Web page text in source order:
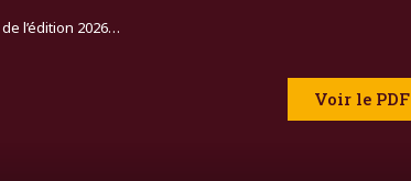
l’édition 2026…
Voir le PDF